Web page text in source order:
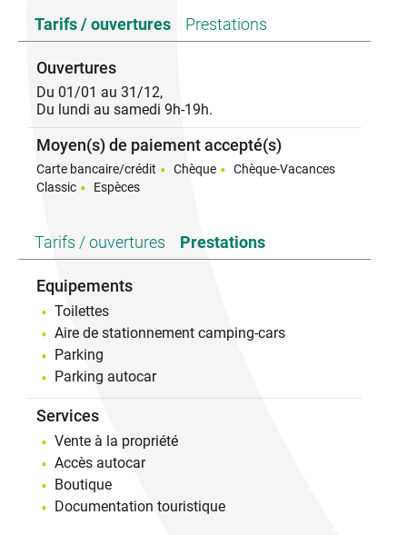
vignerons et des produits du terroir.
Dans la salle d'exposition du caveau vous pourrez
admirer de mars à décembre des œuvres d'artistes
variés : textiles, peintures, sculptures, photographies,
verreries, etc.
Entrée libre aux heures d'ouverture du caveau.
Centre équestre à proximité.
Tarifs / ouvertures Prestations
Ouvertures
Du 01/01 au 31/12,
Du lundi au samedi 9h-19h.
Moyen(s) de paiement accepté(s)
Carte bancaire/crédit Chèque
Chèque-Vacances
Classic
Espèces
Tarifs / ouvertures Prestations
Equipements
Toilettes
Aire de stationnement camping-cars
Parking
Parking autocar
Services
Vente à la propriété
Accès autocar
Boutique
Documentation touristique